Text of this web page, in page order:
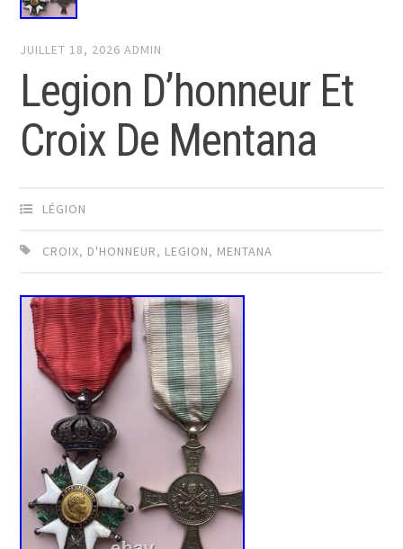
JUILLET 18, 2026 ADMIN
Legion D’honneur Et
Croix De Mentana
LÉGION
CROIX, D'HONNEUR, LEGION, MENTANA